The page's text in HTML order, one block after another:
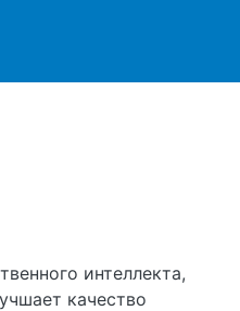
интеллекта,
качество